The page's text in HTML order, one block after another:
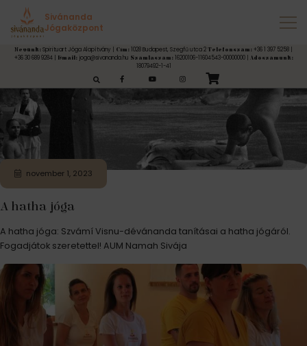
Sivánanda
Jógaközpont
Nevünk: Spirituart Jóga Alapítvány | Cím: 1028 Budapest, Szegfű utca 2 Telefonszám: +36 1 397 5258 |
+36 30 689 9284 |
Email:joga@sivananda.hu Számlaszám:16200106-11604543-00000000 | Adószámunk:
18079492-1-41
Címke:Hatha jóga
november 1, 2023
A hatha jóga
A hatha jóga: Szvámí Visnu-dévánanda tanításai a hatha jógáról.
Fogadjátok szeretettel! AUM Namah Sivája